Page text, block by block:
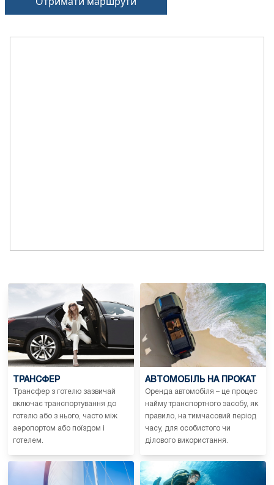
ТРАНСФЕР
Трансфер з готелю зазвичай
включає транспортування до
готелю або з нього, часто між
аеропортом або поїздом і
готелем.
АВТОМОБІЛЬ НА ПРОКАТ
Оренда автомобіля – це процес
найму транспортного засобу, як
правило, на тимчасовий період
часу, для особистого чи
ділового використання.